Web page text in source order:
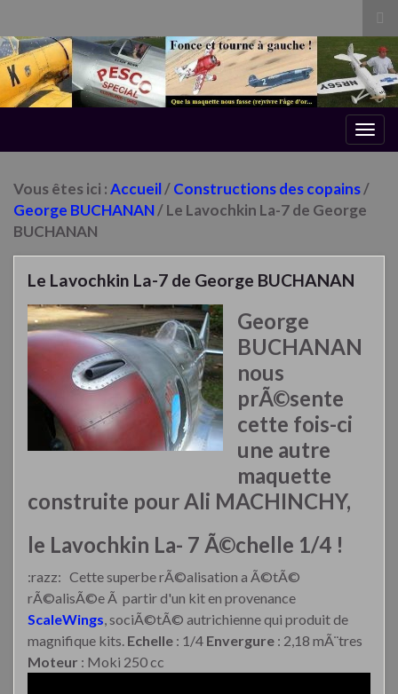
Vous êtes ici :Accueil/Constructions des copains/
George BUCHANAN/ Le Lavochkin La-7 de George
BUCHANAN
Le Lavochkin La-7 de George BUCHANAN
George
BUCHANAN
nous
prÃ©sente
cette fois-ci
une autre
maquette
construite pour Ali MACHINCHY,
le Lavochkin La- 7 Ã©chelle 1/4 !
:razz: Cette superbe rÃ©alisation a Ã©tÃ©
rÃ©alisÃ©e Ã partir d'un kit en provenance
ScaleWings, sociÃ©tÃ© autrichienne qui produit de
magnifique kits. Echelle : 1/4 Envergure : 2,18 mÃ¨tres
Moteur : Moki 250 cc